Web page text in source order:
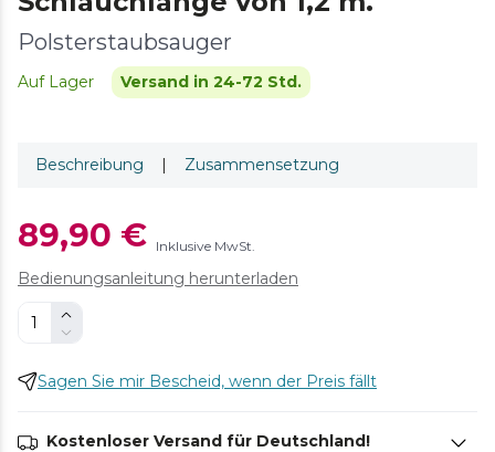
Polsterstaubsauger
Auf Lager Versand in 24-72 Std.
Beschreibung | Zusammensetzung
89,90 € Inklusive MwSt.
Bedienungsanleitung herunterladen
Sagen Sie mir Bescheid, wenn der Preis fällt
Kostenloser Versand für Deutschland!